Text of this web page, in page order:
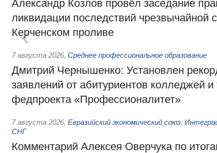
Александр Козлов провёл заседание
ликвидации последствий чрезвычайной
Керченском проливе
7 августа 2026, Среднее профессиональное образование
Дмитрий Чернышенко: Установлен
заявлений от абитуриентов колледжей и
федпроекта «Профессионалитет»
7 августа 2026, Евразийский экономический союз.
СНГ
Комментарий Алексея Оверчука по